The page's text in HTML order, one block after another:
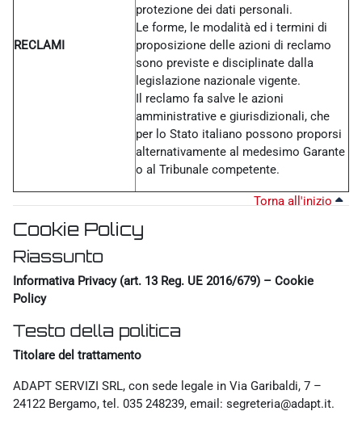
RECLAMI
protezione dei dati personali.
Le forme, le modalità ed i termini di
proposizione delle azioni di reclamo
sono previste e disciplinate dalla
legislazione nazionale vigente.
Il reclamo fa salve le azioni
amministrative e giurisdizionali, che
per lo Stato italiano possono proporsi
alternativamente al medesimo Garante
o al Tribunale competente.
Torna all'inizio
Cookie Policy
Riassunto
Informativa Privacy (art. 13 Reg. UE 2016/679) – Cookie
Policy
Testo della politica
Titolare del trattamento
ADAPT SERVIZI SRL, con sede legale in Via Garibaldi, 7 –
24122 Bergamo, tel. 035 248239, email: segreteria@adapt.it.